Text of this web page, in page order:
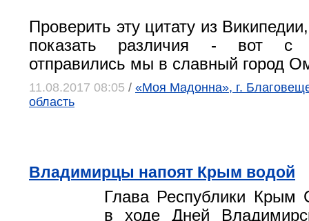
Проверить эту цитату из
показать различия - вот с
отправились мы в славный город
11.08.2017 08:05 / «Моя Мадонна», г.
область
Владимирцы напоят Крым водой
Глава Республики Крым
в ходе Дней